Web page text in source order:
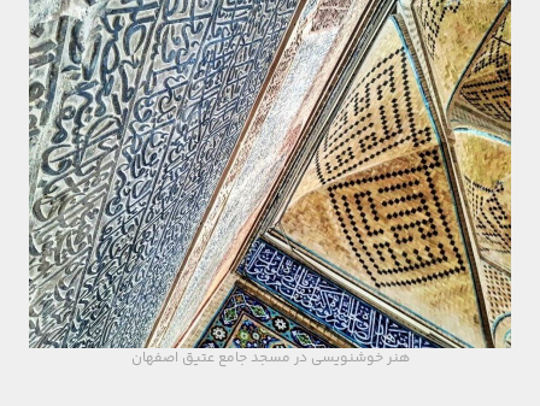
هنر خوشنویسی در مسجد جامع عتیق اصفهان